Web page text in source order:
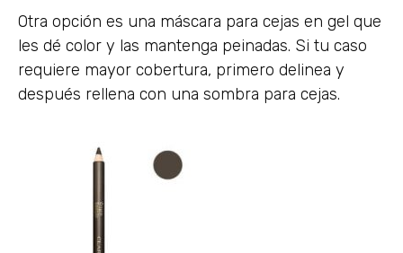
Otra opción es una máscara para cejas en gel que
les dé color y las mantenga peinadas. Si tu caso
requiere mayor cobertura, primero delinea y
después rellena con una sombra para cejas.